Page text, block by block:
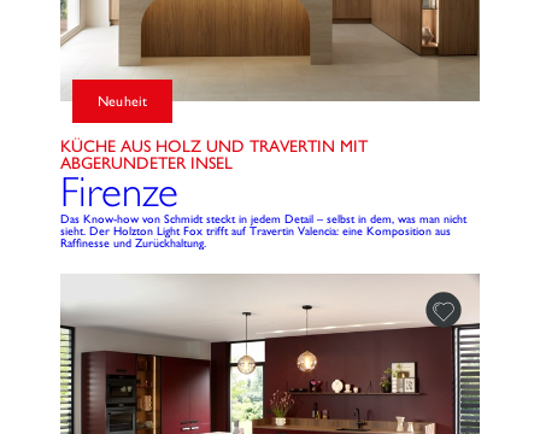
KÜCHE AUS HOLZ UND TRAVERTIN MIT
ABGERUNDETER INSEL
Neuheit
Firenze
Das Know-how von Schmidt steckt in jedem Detail – selbst in dem, was man nicht
sieht. Der Holzton Light Fox trifft auf Travertin Valencia: eine Komposition aus
Raffinesse und Zurückhaltung.